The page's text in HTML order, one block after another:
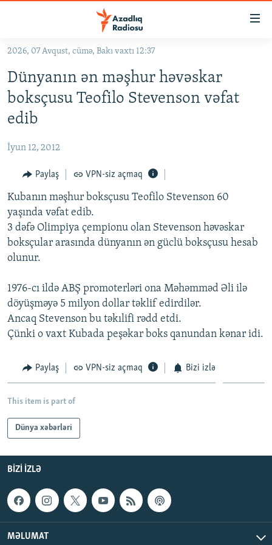
Əsas
qayıt
Əsas
naviqasiyaya
qayıt
Axtarışa
keç
#İZAHLA
KORRUPSIOMETR
FƏRQƏ BAX
QANUNI DOĞRU
ARAŞDIRMA
MULTIMEDIA
VIDEO
FOTOQALEREYA
İNFOQRAFIKA
KARIKATURA
RADIO ARXIV
OXU ZALI
AZƏRBAYCAN ƏDƏBIYYATI KITABXANASI
İSLAM VƏ DEMOKRATIYA
İZ - MƏDƏNIYYƏT PROQRAMI
HAQQIMIZDA
MISSIYAMIZ
PEŞƏ ETIKASI VƏ JURNALISTIKA STANDARTLARIMIZ
MATERIALLARIMIZDAN ISTIFADƏ
BIZIMLƏ ƏLAQƏ
BIZI IZLƏ
2026, 07 Avqust, cümə, Bakı vaxtı 12:37
Dünyanın ən məşhur həvəskar
boksçusu Teofilo Stevenson vəfat
edib
İyun 12, 2012
Paylaş VPN-siz açmaq
Kubanın məşhur boksçusu Teofilo Stevenson 60
yaşında vəfat edib.
3 dəfə Olimpiya çempionu olan Stevenson həvəskar
boksçular arasında dünyanın ən güclü boksçusu hesab
olunur.
1976-cı ildə ABŞ promoterləri ona Məhəmməd Əli ilə
döyüşməyə 5 milyon dollar təklif edirdilər.
Ancaq Stevenson bu təkılifi rədd etdi.
Çünki o vaxt Kubada peşəkar boks qanundan kənar idi.
Paylaş VPN-siz açmaq Bizi izlə
This item is part of
Dünya xəbərləri
BIZI IZLƏ
MƏLUMAT